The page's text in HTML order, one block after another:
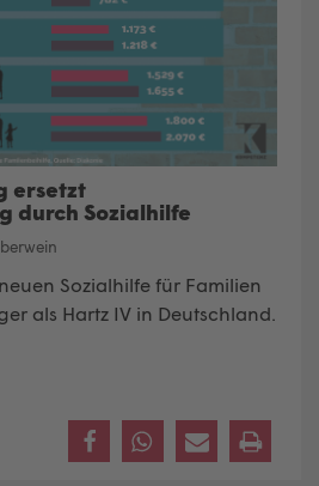
ersetzt
durch Sozialhilfe
Sozialhilfe für Familien
als Hartz IV in Deutschland.